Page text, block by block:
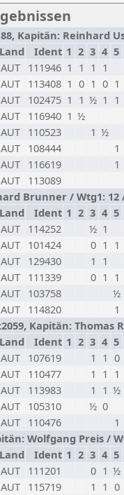
Kapitän: Reinhard
Land Ident 1 2 3 4 5
AUT 111946 1 1 1 1
AUT 113408 1 0 1 0 1
AUT 102475 1 1 ½ 1 1
AUT 116940 1 ½
AUT 110523 1 ½
AUT 108444 1
AUT 116619 1
AUT 113089
Brunner / Wtg1: 12
Land Ident 1 2 3 4 5
AUT 114252 ½ 1
AUT 101424 0 1 1
AUT 129430 1 1
AUT 111339 0 1 1
AUT 103758 ½
AUT 114820 1
Kapitän: Thomas
Land Ident 1 2 3 4 5
AUT 107619 1 1 0
AUT 110477 1 1 1
AUT 113983 1 1 ½
AUT 105310 ½ 0
AUT 110476 1
Wolfgang Preis /
Land Ident 1 2 3 4 5
AUT 111201 0 1 ½
AUT 115719 1 1 0